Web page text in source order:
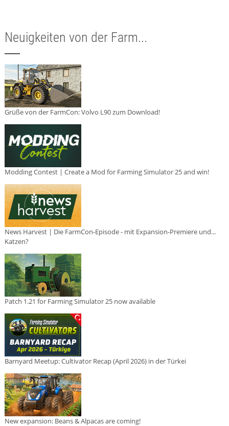
Neuigkeiten von der Farm...
Grüße von der FarmCon: Volvo L90 zum Download!
Modding Contest | Create a Mod for Farming Simulator 25 and win!
News Harvest | Die FarmCon-Episode - mit Expansion-Premiere und...
Katzen?
Patch 1.21 for Farming Simulator 25 now available
Barnyard Meetup: Cultivator Recap (April 2026) in der Türkei
New expansion: Beans & Alpacas are coming!